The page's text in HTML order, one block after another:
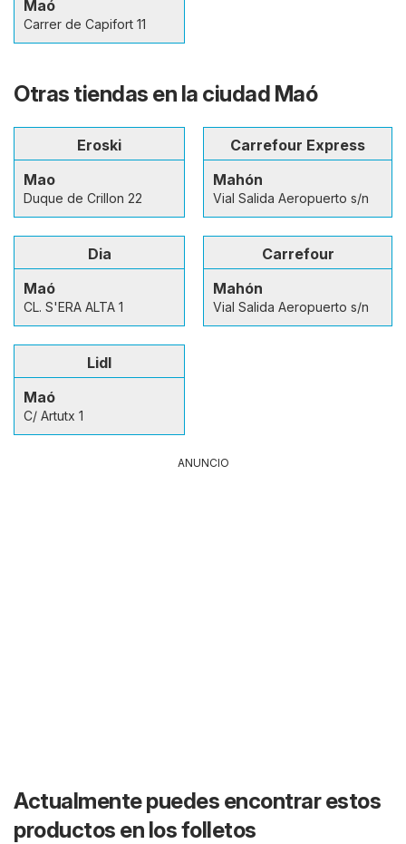
Maó
Carrer de Capifort 11
Otras tiendas en la ciudad Maó
Eroski
Mao
Duque de Crillon 22
Carrefour Express
Mahón
Vial Salida Aeropuerto s/n
Dia
Maó
CL. S'ERA ALTA 1
Carrefour
Mahón
Vial Salida Aeropuerto s/n
Lidl
Maó
C/ Artutx 1
ANUNCIO
Actualmente puedes encontrar estos
productos en los folletos